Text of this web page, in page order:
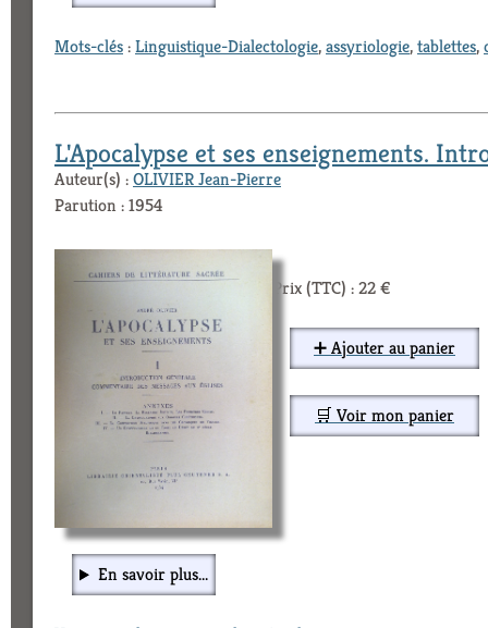
Mots-clés:Linguistique-Dialectologie,assyriologie,tablettes,
L'Apocalypse et ses enseignements.
Auteur(s) :OLIVIER Jean-Pierre
Parution : 1954
Prix (TTC) : 22 €
➕ Ajouter au panier
🛒 Voir mon panier
En savoir plus...